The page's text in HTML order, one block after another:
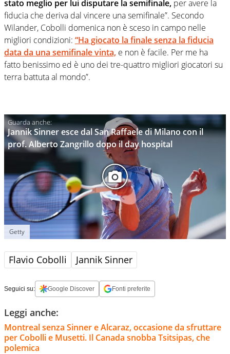
stato meglio per lui disputare la semifinale, per avere la
fiducia che deriva dal vincere una semifinale”. Secondo
Wilander, Cobolli domenica non è sceso in campo nelle
migliori condizioni: “Ha giocato la finale senza la fiducia
data da una semifinale vinta, e non è facile. Per me ha
fatto benissimo ed è uno dei tre-quattro migliori giocatori su
terra battuta al mondo”.
Jannik Sinner esce dal San Raffaele di Milano con il
prof. Alberto Zangrillo dopo il day hospital
Getty
Flavio Cobolli Jannik Sinner
Seguici su: Google Discover Fonti preferite
Leggi anche:
Montreal senza Sinner e Alcaraz, occasione da sfruttare
per Cobolli e Musetti. Il Canada snobba Tsitsipas, che
polemica